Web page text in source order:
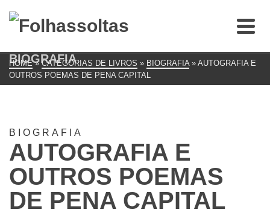
BIOGRAFIA
HOME » CATEGORIAS DE LIVROS » BIOGRAFIA » AUTOGRAFIA E
OUTROS POEMAS DE PENA CAPITAL
BIOGRAFIA
AUTOGRAFIA E
OUTROS POEMAS
DE PENA CAPITAL